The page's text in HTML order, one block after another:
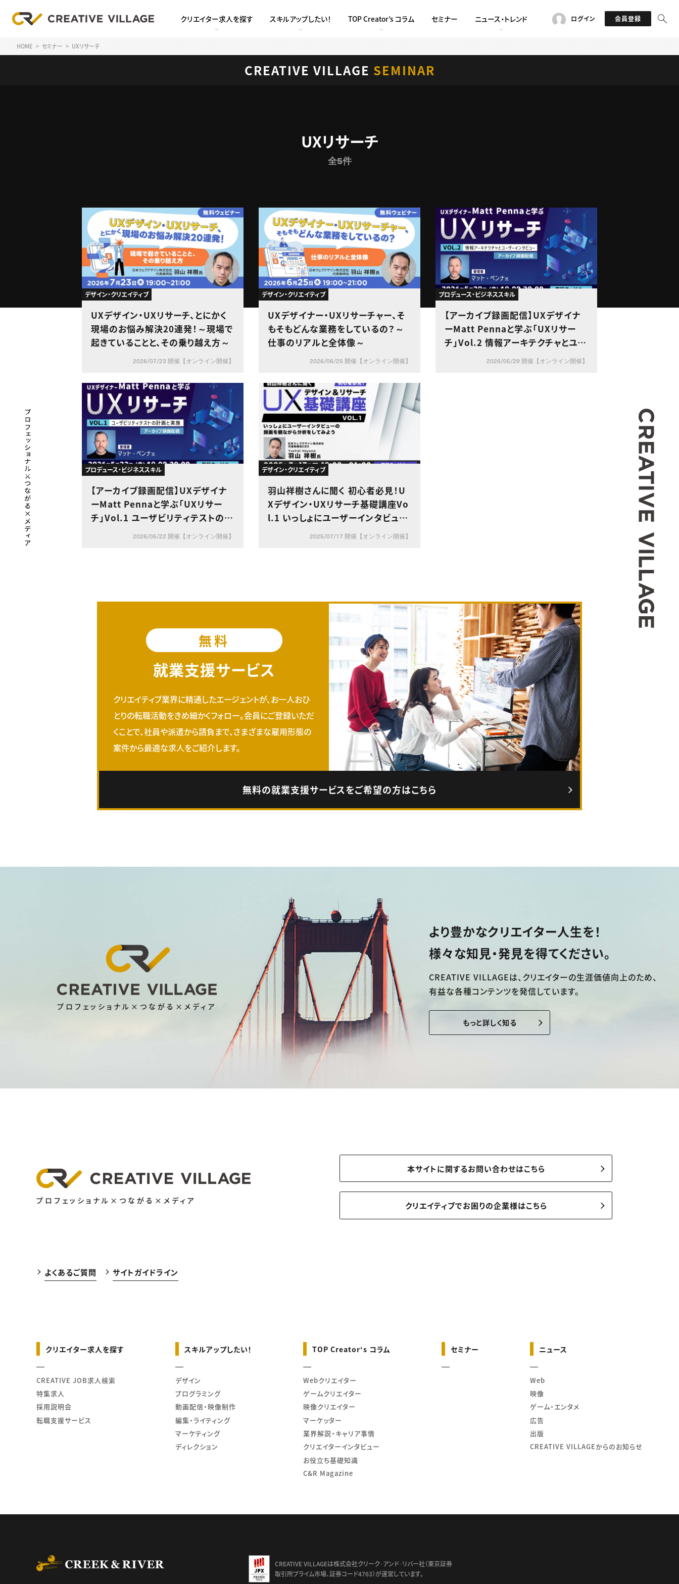
クリエイター求人を探す スキルアップしたい！ TOP Creator’s コラム セミナー ニュース・トレンド ログイン 会員登録
HOME セミナー UXリサーチ
CREATIVE VILLAGE SEMINAR
プロフェッショナル×つながる×メディア
UXリサーチ
全5件
デザイン・クリエイティブ
UXデザイン・UXリサーチ、とにかく
現場のお悩み解決20連発！～現場で
起きていることと、その乗り越え方～
2026/07/23 開催【オンライン開催】
デザイン・クリエイティブ
UXデザイナー・UXリサーチャー、そ
もそもどんな業務をしているの？～
仕事のリアルと全体像～
2026/06/25 開催【オンライン開催】
プロデュース・ビジネススキル
【アーカイブ録画配信】UXデザイナ
ーMatt Pennaと学ぶ「UXリサー
チ」Vol.2 情報アーキテクチャとユー
ザーインタビュー2026/05/29 開催【オンライン開催】
プロデュース・ビジネススキル
【アーカイブ録画配信】UXデザイナ
ーMatt Pennaと学ぶ「UXリサー
チ」Vol.1 ユーザビリティテストの計
2026/05/22 開催【オンライン開催】
デザイン・クリエイティブ
羽山祥樹さんに聞く 初心者必見！U
Xデザイン・UXリサーチ基礎講座Vo
l.1 いっしょにユーザーインタビュー
の録画を観ながら分析をしてみよう
2025/07/17 開催【オンライン開催】
無料
就業支援サービス
クリエイティブ業界に精通したエージェントが、お一人おひ
とりの転職活動をきめ細かくフォロー。会員にご登録いただ
くことで、社員や派遣から請負まで、さまざまな雇用形態の
案件から最適な求人をご紹介します。
無料の就業支援サービスをご希望の方はこちら
プロフェッショナル×つながる×メディア
より豊かなクリエイター人生を！
様々な知見・発見を得てください。
CREATIVE VILLAGEは、 クリエイターの生涯価値向上のため、
有益な各種コンテンツを発信しています。
もっと詳しく知る
プロフェッショナル×つながる×メディア
本サイトに関するお問い合わせはこちら
クリエイティブでお困りの企業様はこちら
よくあるご質問 サイトガイドライン
クリエイター求人を探す
CREATIVE JOB求人検索
特集求人
採用説明会
転職支援サービス
スキルアップしたい！
デザイン
プログラミング
動画配信・映像制作
編集・ライティング
マーケティング
ディレクション
TOP Creator‘s コラム
Webクリエイター
ゲームクリエイター
映像クリエイター
マーケッター
業界解説・キャリア事情
クリエイターインタビュー
お役立ち基礎知識
C&R Magazine
セミナー ニュース
Web
映像
ゲーム・エンタメ
広告
出版
CREATIVE VILLAGEからのお知らせ
CREATIVE VILLAGEは株式会社クリーク･アンド･リバー社（東京証券
取引所プライム市場、証券コード4763）が運営しています。